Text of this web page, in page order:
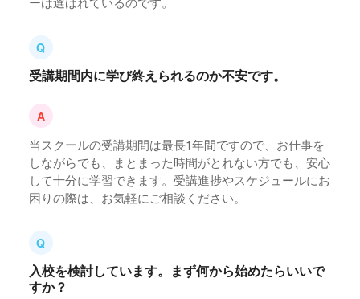
受講期間内に学び終えられるのか不安です。
当スクールの受講期間は最長1年間ですので、お仕事を
しながらでも、まとまった時間がとれない方でも、安心
して十分に学習できます。受講進捗やスケジュールにお
困りの際は、お気軽にご相談ください。
入校を検討しています。まず何から始めたらいいで
すか？